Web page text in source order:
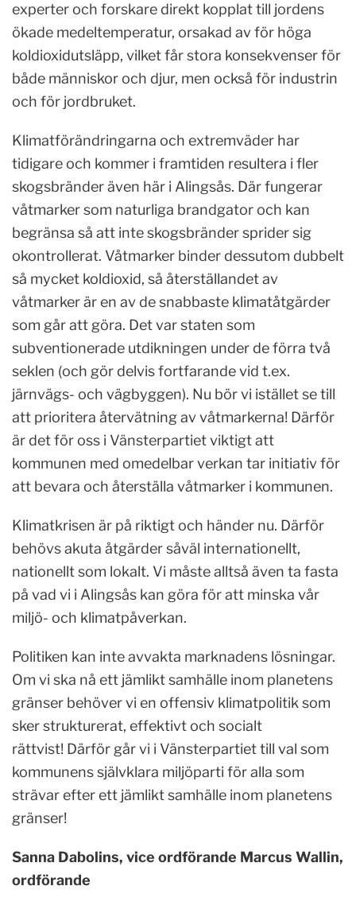
experter och forskare direkt kopplat till jordens
ökade medeltemperatur, orsakad av för höga
koldioxidutsläpp, vilket får stora konsekvenser för
både människor och djur, men också för industrin
och för jordbruket.
Klimatförändringarna och extremväder har
tidigare och kommer i framtiden resultera i fler
skogsbränder även här i Alingsås. Där fungerar
våtmarker som naturliga brandgator och kan
begränsa så att inte skogsbränder sprider sig
okontrollerat. Våtmarker binder dessutom dubbelt
så mycket koldioxid, så återställandet av
våtmarker är en av de snabbaste klimatåtgärder
som går att göra. Det var staten som
subventionerade utdikningen under de förra två
seklen (och gör delvis fortfarande vid t.ex.
järnvägs- och vägbyggen). Nu bör vi istället se till
att prioritera återvätning av våtmarkerna! Därför
är det för oss i Vänsterpartiet viktigt att
kommunen med omedelbar verkan tar initiativ för
att bevara och återställa våtmarker i kommunen.
Klimatkrisen är på riktigt och händer nu. Därför
behövs akuta åtgärder såväl internationellt,
nationellt som lokalt. Vi måste alltså även ta fasta
på vad vi i Alingsås kan göra för att minska vår
miljö- och klimatpåverkan.
Politiken kan inte avvakta marknadens lösningar.
Om vi ska nå ett jämlikt samhälle inom planetens
gränser behöver vi en offensiv klimatpolitik som
sker strukturerat, effektivt och socialt
rättvist! Därför går vi i Vänsterpartiet till val som
kommunens självklara miljöparti för alla som
strävar efter ett jämlikt samhälle inom planetens
gränser!
Sanna Dabolins, vice ordförande Marcus Wallin,
ordförande